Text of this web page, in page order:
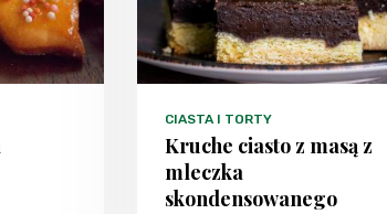
CIASTA I TORTY
Kruche ciasto z masą z
mleczka
skondensowanego